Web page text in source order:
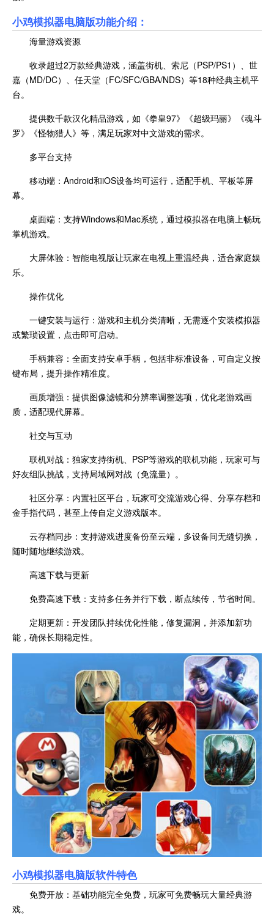
小鸡模拟器电脑版功能介绍：
海量游戏资源
收录超过2万款经典游戏，涵盖街机、索尼（PSP/PS1）、世
嘉（MD/DC）、任天堂（FC/SFC/GBA/NDS）等18种经典主机平
台。
提供数千款汉化精品游戏，如《拳皇97》《超级玛丽》《魂斗
罗》《怪物猎人》等，满足玩家对中文游戏的需求。
多平台支持
移动端：Android和iOS设备均可运行，适配手机、平板等屏
幕。
桌面端：支持Windows和Mac系统，通过模拟器在电脑上畅玩
掌机游戏。
大屏体验：智能电视版让玩家在电视上重温经典，适合家庭娱
乐。
操作优化
一键安装与运行：游戏和主机分类清晰，无需逐个安装模拟器
或繁琐设置，点击即可启动。
手柄兼容：全面支持安卓手柄，包括非标准设备，可自定义按
键布局，提升操作精准度。
画质增强：提供图像滤镜和分辨率调整选项，优化老游戏画
质，适配现代屏幕。
社交与互动
联机对战：独家支持街机、PSP等游戏的联机功能，玩家可与
好友组队挑战，支持局域网对战（免流量）。
社区分享：内置社区平台，玩家可交流游戏心得、分享存档和
金手指代码，甚至上传自定义游戏版本。
云存档同步：支持游戏进度备份至云端，多设备间无缝切换，
随时随地继续游戏。
高速下载与更新
免费高速下载：支持多任务并行下载，断点续传，节省时间。
定期更新：开发团队持续优化性能，修复漏洞，并添加新功
能，确保长期稳定性。
小鸡模拟器电脑版软件特色
免费开放：基础功能完全免费，玩家可免费畅玩大量经典游
戏。